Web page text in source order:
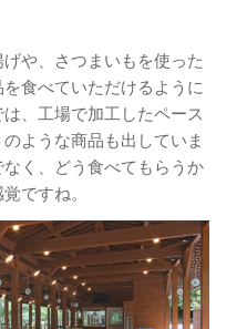
や、さつまいもを使った
食べていただけるように
、工場で加工したペース
ような商品も出していま
く、どう食べてもらうか
ですね。